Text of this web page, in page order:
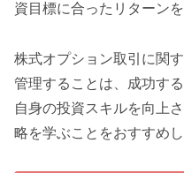
資目標に合ったリターン
株式オプション取引に関
管理することは、成功す
自身の投資スキルを向上
略を学ぶことをおすすめし